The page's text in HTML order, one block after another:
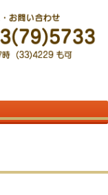
です！高麗山が見える閑静
行っています